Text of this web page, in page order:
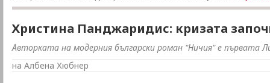
Христина Панджаридис: кризата
Авторката на модерния български роман "Ничия" е първата
на Албена Хюбнер